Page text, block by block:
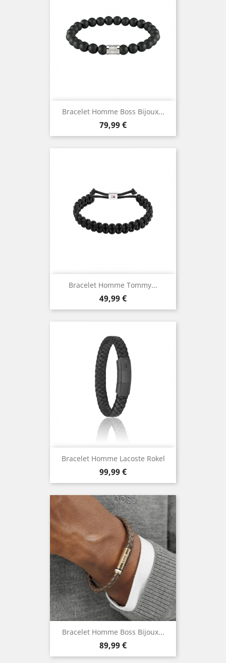
Bracelet Homme Boss Bijoux...
Prix
79,99 €
Bracelet Homme Tommy...
Prix
49,99 €
Bracelet Homme Lacoste Rokel
Prix
99,99 €
Bracelet Homme Boss Bijoux...
Prix
89,99 €